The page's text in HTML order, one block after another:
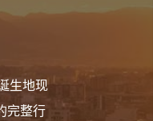
生地现
完整行